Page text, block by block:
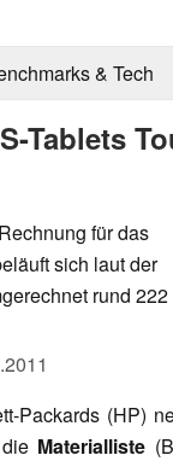
& Tech
Tablets
für das
sich laut der
rund 222
Packards (HP)
Materialliste